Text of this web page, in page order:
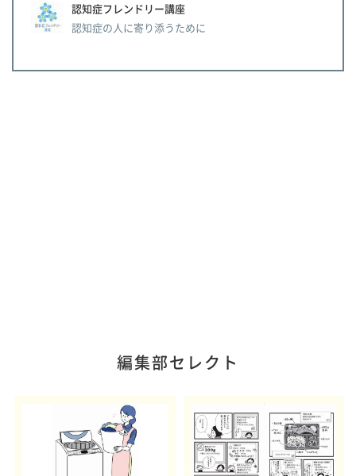
認知症フレンドリー講座
認知症の人に寄り添うために
編集部セレクト